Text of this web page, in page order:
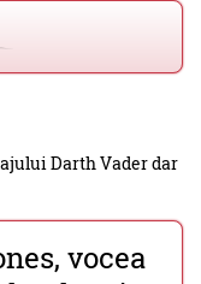
Darth Vader dar
vocea